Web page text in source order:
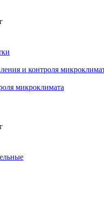
и контроля
микроклимата